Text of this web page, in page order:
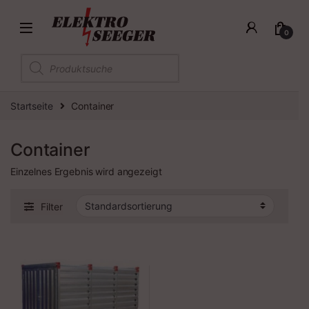
0
Products search
Startseite Container
Container
Einzelnes Ergebnis wird angezeigt
Filter